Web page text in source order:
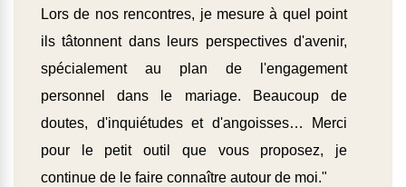
Lors de nos rencontres, je mesure à quel point
ils tâtonnent dans leurs perspectives d'avenir,
spécialement au plan de l'engagement
personnel dans le mariage. Beaucoup de
doutes, d'inquiétudes et d'angoisses… Merci
pour le petit outil que vous proposez, je
continue de le faire connaître autour de moi."